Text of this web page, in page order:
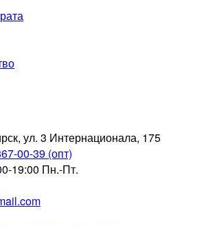
ул. 3 Интернационала, 175
00-39 (опт)
19:00 Пн.-Пт.